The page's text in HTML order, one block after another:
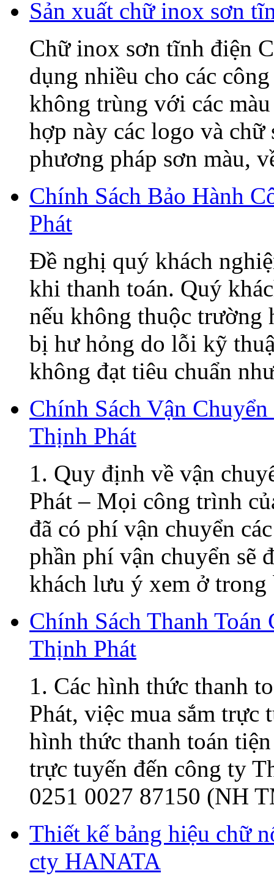
Sản xuất chữ inox sơn
Chữ inox sơn tĩnh điện
dụng nhiều cho các
không trùng với các
hợp này các logo và chữ
phương pháp sơn màu,
Chính Sách Bảo Hành
Phát
Đề nghị quý khách
khi thanh toán. Quý
nếu không thuộc trường
bị hư hỏng do lỗi kỹ
không đạt tiêu chuẩn
Chính Sách Vận
Thịnh Phát
1. Quy định về vận
Phát – Mọi công trình
đã có phí vận chuyển
phần phí vận chuyển sẽ
khách lưu ý xem ở trong
Chính Sách Thanh Toán
Thịnh Phát
1. Các hình thức thanh
Phát, việc mua sắm trực
hình thức thanh toán
trực tuyến đến công ty
0251 0027 87150 (NH
Thiết kế bảng hiệu chữ
cty HANATA